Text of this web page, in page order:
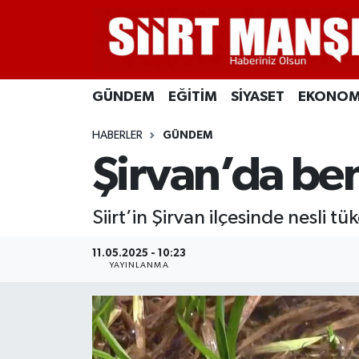
GÜNDEM EĞİTİM SİYASET
HABERLER GÜNDEM
Şirvan’da
Siirt’in Şirvan ilçesinde nesli
11.05.2025 - 10:23
YAYINLANMA
SİYASET
EKONOMİ
KÜLTÜR-SANAT
SAĞLIK-YAŞAM
Siirt Nöbetçi Eczaneler
Siirt Hava Durumu
Siirt Namaz Vakitleri
Siirt Trafik Yoğunluk Haritası
Süper Lig Puan Durumu ve Fikstür
Tüm Manşetler
Son Dakika Haberleri
Haber Arşivi